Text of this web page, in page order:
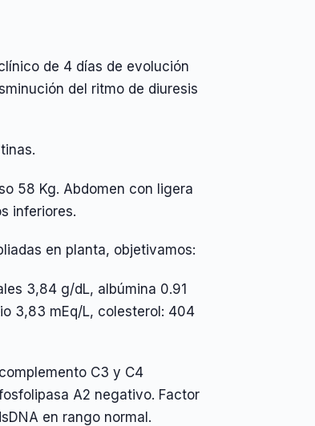
de 4 días de evolución
del ritmo de diuresis
58 Kg. Abdomen con ligera
inferiores.
en planta, objetivamos:
3,84 g/dL, albúmina 0.91
3,83 mEq/L, colesterol: 404
C3 y C4
A2 negativo. Factor
en rango normal.